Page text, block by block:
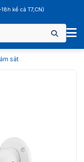
kể cả T7,CN)
sát